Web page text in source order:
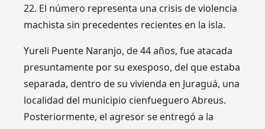
22. El número representa una crisis de violencia
machista sin precedentes recientes en la isla.
Yureli Puente Naranjo, de 44 años, fue atacada
presuntamente por su exesposo, del que estaba
separada, dentro de su vivienda en Juraguá, una
localidad del municipio cienfueguero Abreus.
Posteriormente, el agresor se entregó a la